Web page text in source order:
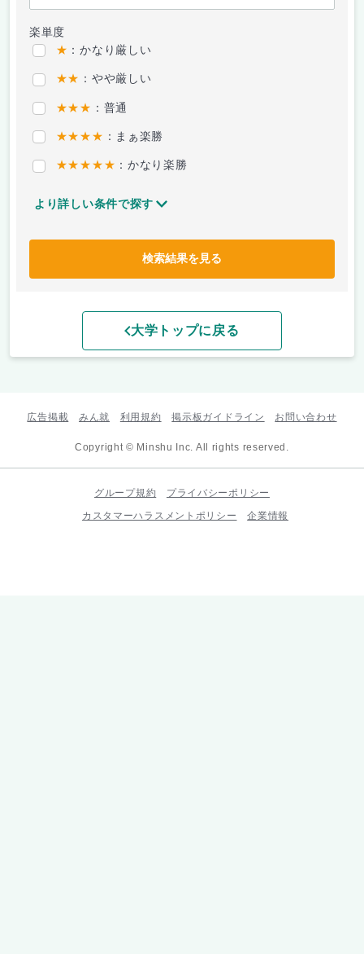
楽単度
★ ：かなり厳しい
★★ ：やや厳しい
★★★ ：普通
★★★★ ：まぁ楽勝
★★★★★ ：かなり楽勝
より詳しい条件で探す
検索結果を見る
大学トップに戻る
広告掲載 みん就 利用規約 掲示板ガイドライン お問い合わせ
Copyright © Minshu Inc. All rights reserved.
グループ規約
プライバシーポリシー
カスタマーハラスメントポリシー
企業情報